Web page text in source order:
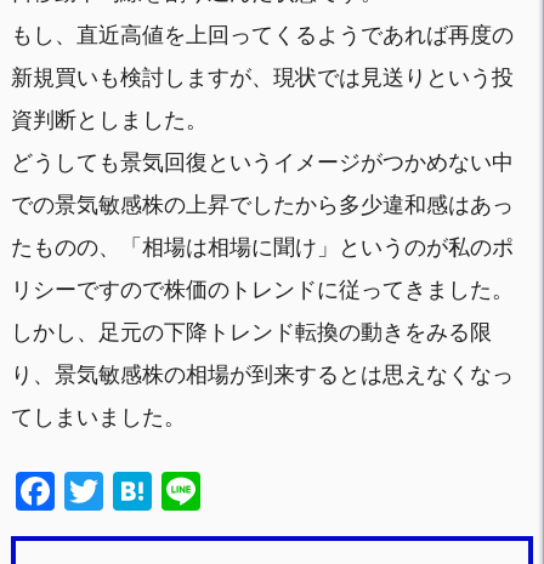
もし、直近高値を上回ってくるようであれば再度の
新規買いも検討しますが、現状では見送りという投
資判断としました。
どうしても景気回復というイメージがつかめない中
での景気敏感株の上昇でしたから多少違和感はあっ
たものの、「相場は相場に聞け」というのが私のポ
リシーですので株価のトレンドに従ってきました。
しかし、足元の下降トレンド転換の動きをみる限
り、景気敏感株の相場が到来するとは思えなくなっ
てしまいました。
F
a
T
wi
H
at
Li
n